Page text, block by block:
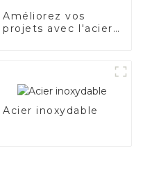
Améliorez vos
projets avec l'acier
Acier inoxydable